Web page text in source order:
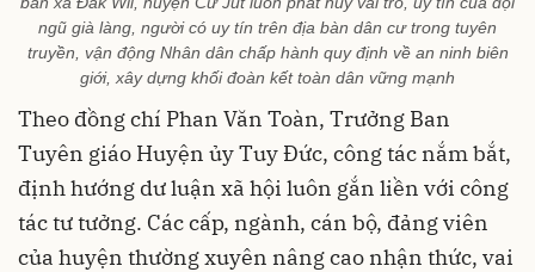
ngũ già làng, người có uy tín trên địa bàn dân cư trong tuyên
truyền, vận động Nhân dân chấp hành quy định về an ninh biên
giới, xây dựng khối đoàn kết toàn dân vững mạnh
Theo đồng chí Phan Văn Toàn, Trưởng Ban
Tuyên giáo Huyện ủy Tuy Đức, công tác nắm bắt,
định hướng dư luận xã hội luôn gắn liền với công
tác tư tưởng. Các cấp, ngành, cán bộ, đảng viên
của huyện thường xuyên nâng cao nhận thức, vai